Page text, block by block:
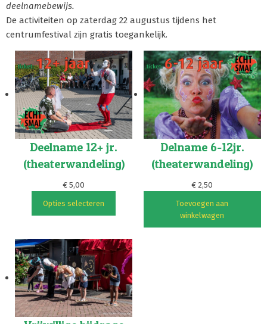
deelnamebewijs.
De activiteiten op zaterdag 22 augustus tijdens het
centrumfestival zijn gratis toegankelijk.
Deelname 12+ jr.
(theaterwandeling)
€ 5,00
Opties selecteren
Delname 6-12jr.
(theaterwandeling)
€ 2,50
Toevoegen aan
winkelwagen